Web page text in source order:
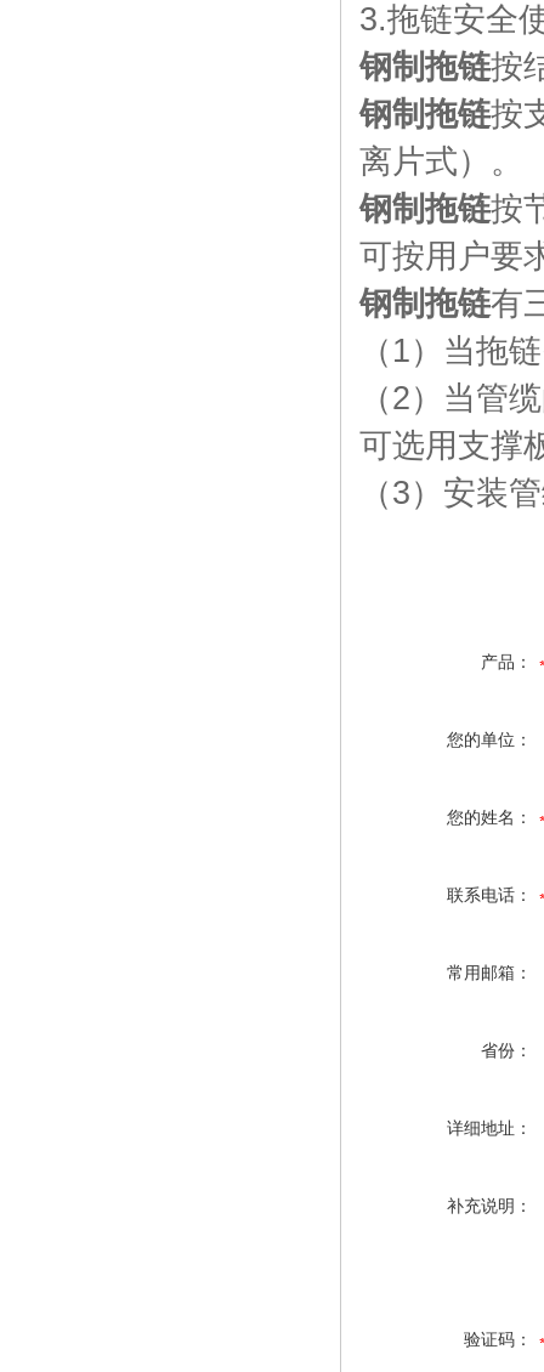
3.拖链安全
钢制拖链按
钢制拖链按
离片式）。
钢制拖链按
可按用户要
钢制拖链有
（ 1）当拖
（2）当管
可选用支
（3）安装
产品：
您的单位：
您的姓名：
联系电话：
常用邮箱：
省份：
详细地址：
补充说明：
验证码：